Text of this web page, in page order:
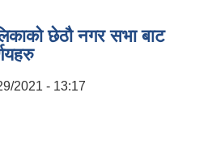
छेठौ नगर सभा बाट
2021 - 13:17